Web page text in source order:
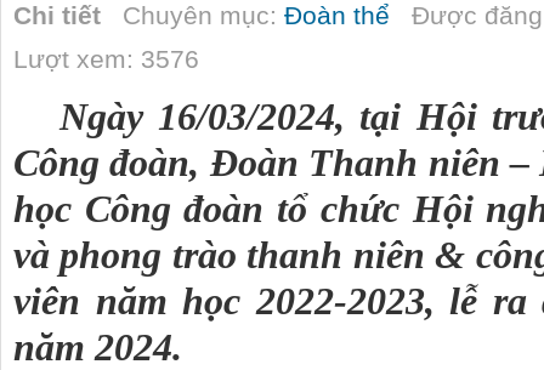
Chi tiết Chuyên mục: Đoàn thể Được
Lượt xem: 3576
Ngày 16/03/2024, tại Hội
Công đoàn, Đoàn Thanh niên
học Công đoàn tổ chức Hội
và phong trào thanh niên &
viên năm học 2022-2023, lễ
năm 2024.